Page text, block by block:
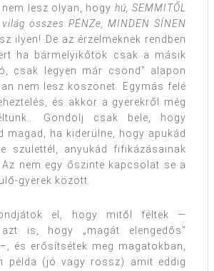
lesz olyan, hogy hú, SEMMITŐL
összes PÉNZe, MINDEN SÍNEN
ilyen! De az érzelmeknek rendben
ha bármelyikőtök csak a másik
csak legyen már csönd” alapon
nem lesz köszönet. Egymás felé
és akkor a gyerekről még
Gondolj csak bele, hogy
magad, ha kiderülne, hogy apukád
születtél, anyukád fifikázásainak
nem egy őszinte kapcsolat se a
gyerek között.
el, hogy mitől féltek —
is, hogy „magát elengedős”
és erősítsétek meg magatokban,
példa (jó vagy rossz) amit eddig